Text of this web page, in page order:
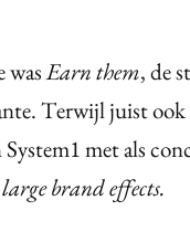
wasEarn them, de
Terwijl juist
met als
brand effects.